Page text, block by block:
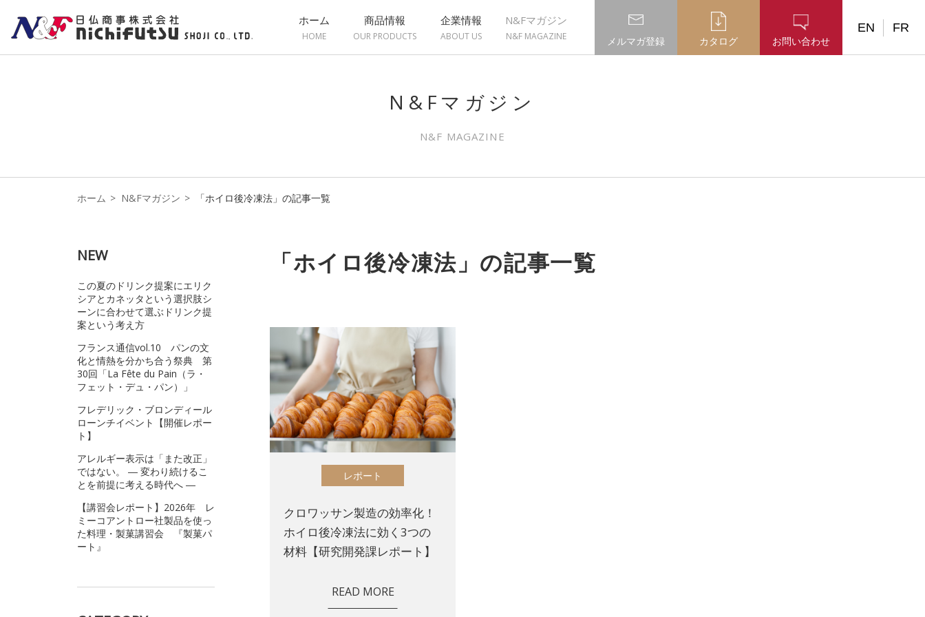
ホーム
HOME
商品情報
OUR PRODUCTS
企業情報
ABOUT US
N&Fマガジン
N&F MAGAZINE メルマガ登録 カタログ お問い合わせ
EN FR
N&Fマガジン
N&F MAGAZINE
ホーム N&Fマガジン 「ホイロ後冷凍法」の記事一覧
「ホイロ後冷凍法」の記事一覧
レポート
クロワッサン製造の効率化！
ホイロ後冷凍法に効く3つの
材料【研究開発課レポート】
READ MORE
NEW
この夏のドリンク提案にエリク
シアとカネッタという選択肢シ
ーンに合わせて選ぶドリンク提
案という考え方
フランス通信vol.10 パンの文
化と情熱を分かち合う祭典 第
30回「La Fête du Pain（ラ・
フェット・デュ・パン）」
フレデリック・ブロンディール
ローンチイベント【開催レポー
ト】
アレルギー表示は「また改正」
ではない。 ― 変わり続けるこ
とを前提に考える時代へ ―
【講習会レポート】2026年 レ
ミーコアントロー社製品を使っ
た料理・製菓講習会 『製菓パ
ート』